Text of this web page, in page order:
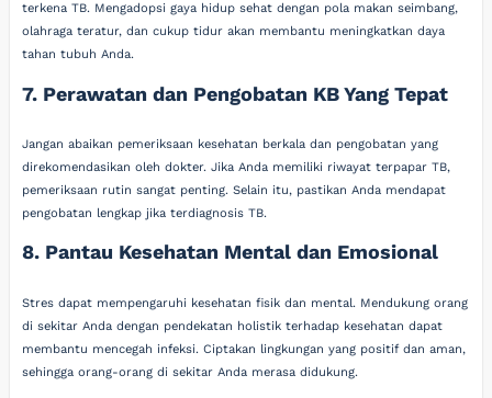
terkena TB. Mengadopsi gaya hidup sehat dengan pola makan seimbang,
olahraga teratur, dan cukup tidur akan membantu meningkatkan daya
tahan tubuh Anda.
7. Perawatan dan Pengobatan KB Yang Tepat
Jangan abaikan pemeriksaan kesehatan berkala dan pengobatan yang
direkomendasikan oleh dokter. Jika Anda memiliki riwayat terpapar TB,
pemeriksaan rutin sangat penting. Selain itu, pastikan Anda mendapat
pengobatan lengkap jika terdiagnosis TB.
8. Pantau Kesehatan Mental dan Emosional
Stres dapat mempengaruhi kesehatan fisik dan mental. Mendukung orang
di sekitar Anda dengan pendekatan holistik terhadap kesehatan dapat
membantu mencegah infeksi. Ciptakan lingkungan yang positif dan aman,
sehingga orang-orang di sekitar Anda merasa didukung.